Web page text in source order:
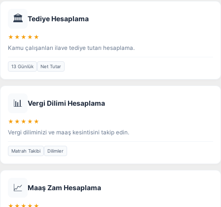
🏛️ Tediye Hesaplama
★★★★★
Kamu çalışanları ilave tediye tutarı hesaplama.
13 Günlük Net Tutar
📊 Vergi Dilimi Hesaplama
★★★★★
Vergi diliminizi ve maaş kesintisini takip edin.
Matrah Takibi Dilimler
📈 Maaş Zam Hesaplama